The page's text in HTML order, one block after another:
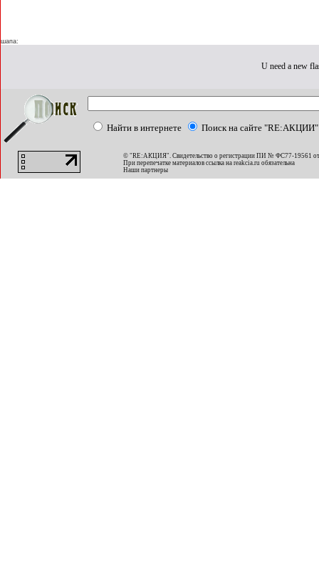
шапа:
U need a new
Найти в интернете Поиск на сайте "RE:АКЦИИ"
© "RE:АКЦИЯ". Свидетельство о регистрации ПИ № ФС77-19561
При перепечатке материалов ссылка на reakcia.ru обязательна
Наши партнеры